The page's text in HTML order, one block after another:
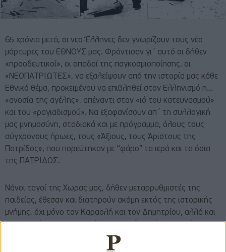
65 χρόνια μετά, οι νεο-Έλληνες δεν γνωρίζουν τους νέο
μάρτυρες του ΕΘΝΟΥΣ μας. Φρόντισαν γι΄ αυτό οι δήθεν
«προοδευτικοί», οι οπαδοί της παγκοσμιοποίησης, οι
«ΝΕΟΠΑΤΡΙΩΤΕΣ», να εξαλείψουν από την ιστορία μας κάθε
Εθνικό θέμα, προκειμένου να επιβληθεί στον Ελληνισμό η…
«ανοσία της αγέλης», απέναντι στον «ιό του κατευνασμού»
και του «ραγιαδισμού». Να εξαφανίσουν απ΄ τη συλλογική
μας μνημοσύνη, σταδιακά και με πρόγραμμα, όλους τους
σύγχρονους ήρωες, τους «Άξιους, τους Άριστους της
Πατρίδος», που πορεύτηκαν με “φάρο” τα ιερά και τα όσια
της ΠΑΤΡΙΔΟΣ.
Νάνοι ταγοί της Χωρας μας, δήθεν μεταρρυθμιστές της
παιδείας, έθεσαν και διατηρούν ακόμη εκτός της ιστορικής
μνήμης, όχι μόνο τον Καραολή και τον Δημητρίου, αλλά και
τον Ευαγόρα, τον Αυξεντίου, τον Σολωμού, τον Ισαάκ και
γενικά όλους τους ΗΡΩΕΣ του Κυπριακού Αγώνα αλλά και
τους ΗΡΩΕΣ της Κυπριακής τραγωδίας του 1974…